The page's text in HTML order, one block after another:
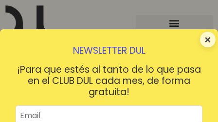
×
NEWSLETTER DUL
¡Para que estés al tanto de lo que pasa
en el CLUB DUL cada mes, de forma
gratuita!
¡HOLA!